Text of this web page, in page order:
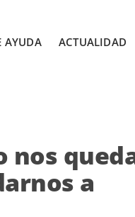
AYUDA ACTUALIDAD
nos
a